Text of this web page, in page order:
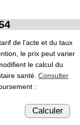
de l'acte et du taux
le prix peut varier
le calcul du
santé. Consulter
:
Calculer